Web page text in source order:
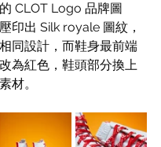
CLOT Logo 品牌圖
印出 Silk royale 圖紋，
同設計，而鞋身最前端
為紅色，鞋頭部分換上
材。